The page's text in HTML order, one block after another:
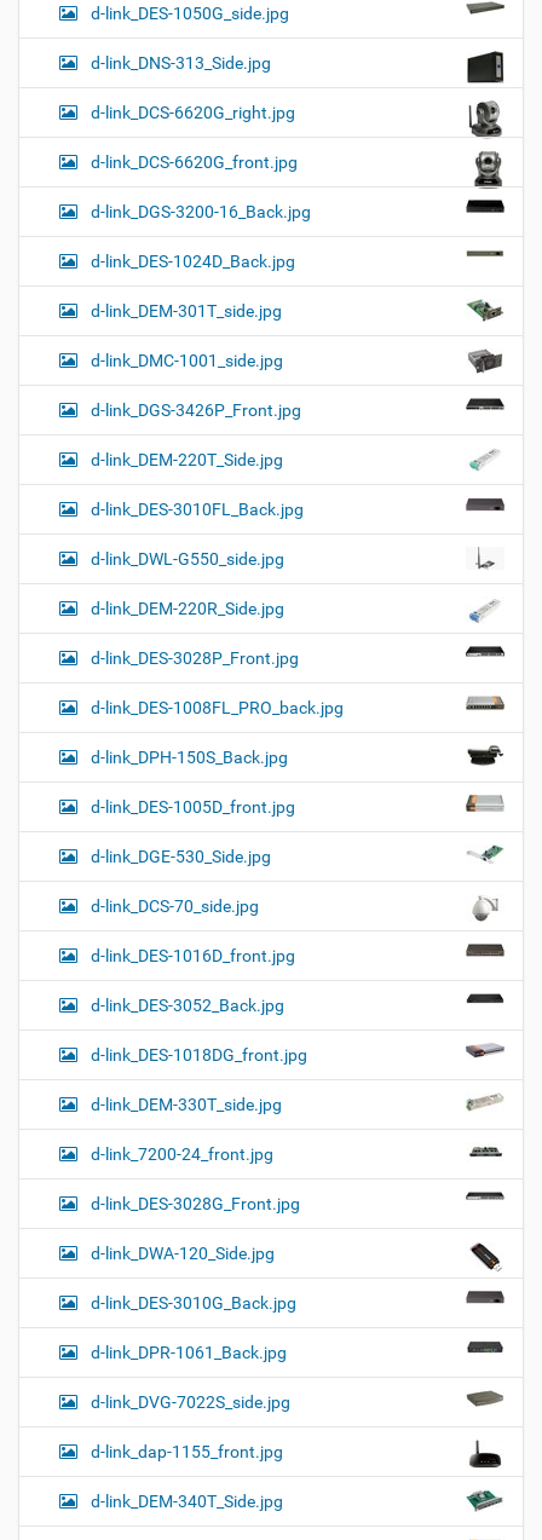
d-link_DES-1050G_side.jpg
d-link_DNS-313_Side.jpg
d-link_DCS-6620G_right.jpg
d-link_DCS-6620G_front.jpg
d-link_DGS-3200-16_Back.jpg
d-link_DES-1024D_Back.jpg
d-link_DEM-301T_side.jpg
d-link_DMC-1001_side.jpg
d-link_DGS-3426P_Front.jpg
d-link_DEM-220T_Side.jpg
d-link_DES-3010FL_Back.jpg
d-link_DWL-G550_side.jpg
d-link_DEM-220R_Side.jpg
d-link_DES-3028P_Front.jpg
d-link_DES-1008FL_PRO_back.jpg
d-link_DPH-150S_Back.jpg
d-link_DES-1005D_front.jpg
d-link_DGE-530_Side.jpg
d-link_DCS-70_side.jpg
d-link_DES-1016D_front.jpg
d-link_DES-3052_Back.jpg
d-link_DES-1018DG_front.jpg
d-link_DEM-330T_side.jpg
d-link_7200-24_front.jpg
d-link_DES-3028G_Front.jpg
d-link_DWA-120_Side.jpg
d-link_DES-3010G_Back.jpg
d-link_DPR-1061_Back.jpg
d-link_DVG-7022S_side.jpg
d-link_dap-1155_front.jpg
d-link_DEM-340T_Side.jpg